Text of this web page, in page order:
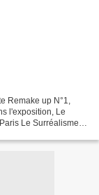
Remake up N°1,
l'exposition, Le
Le Surréalisme et